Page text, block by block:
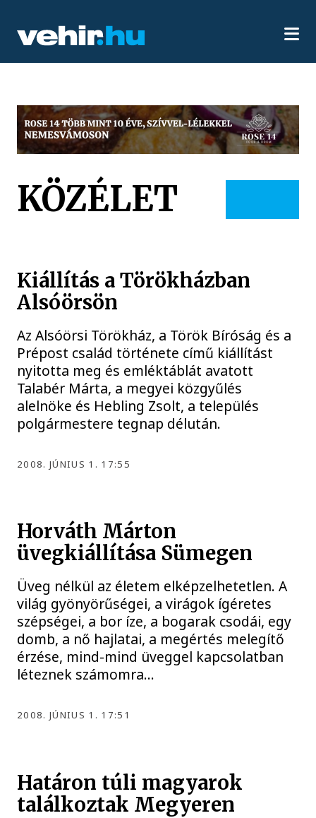
KÖZÉLET
Kiállítás a Törökházban
Alsóörsön
Az Alsóörsi Törökház, a Török Bíróság és a
Prépost család története című kiállítást
nyitotta meg és emléktáblát avatott
Talabér Márta, a megyei közgyűlés
alelnöke és Hebling Zsolt, a település
polgármestere tegnap délután.
2008. JÚNIUS 1. 17:55
Horváth Márton
üvegkiállítása Sümegen
Üveg nélkül az életem elképzelhetetlen. A
világ gyönyörűségei, a virágok ígéretes
szépségei, a bor íze, a bogarak csodái, egy
domb, a nő hajlatai, a megértés melegítő
érzése, mind-mind üveggel kapcsolatban
léteznek számomra...
2008. JÚNIUS 1. 17:51
Határon túli magyarok
találkoztak Megyeren